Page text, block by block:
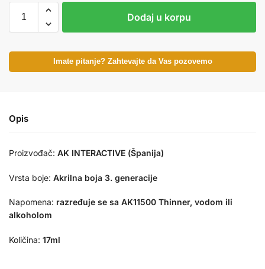
Dodaj u korpu
Imate pitanje? Zahtevajte da Vas pozovemo
Opis
Proizvođač: AK INTERACTIVE (Španija)
Vrsta boje: Akrilna boja 3. generacije
Napomena: razređuje se sa AK11500 Thinner, vodom ili
alkoholom
Količina: 17ml